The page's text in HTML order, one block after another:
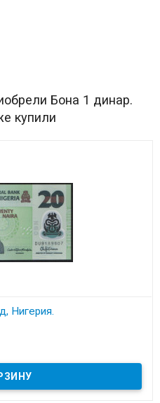
Бона 1 динар.
купили
Нигерия.